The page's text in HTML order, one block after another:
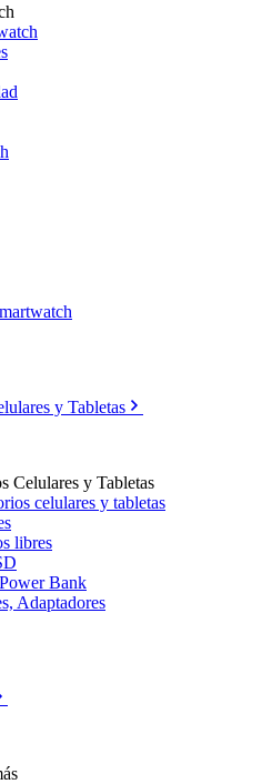
y Tabletas
Celulares y Tabletas
celulares y tabletas
libres
Bank
Adaptadores